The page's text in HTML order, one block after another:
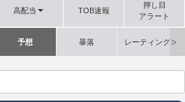
高配当 TOB速報
押し目
アラート
予想 暴落 レーティング格